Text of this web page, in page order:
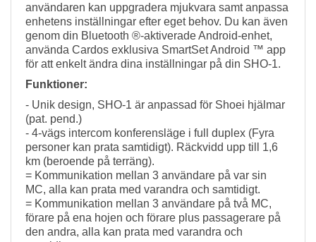
användaren kan uppgradera mjukvara samt anpassa
enhetens inställningar efter eget behov. Du kan även
genom din Bluetooth ®-aktiverade Android-enhet,
använda Cardos exklusiva SmartSet Android ™ app
för att enkelt ändra dina inställningar på din SHO-1.
Funktioner:
- Unik design, SHO-1 är anpassad för Shoei hjälmar
(pat. pend.)
- 4-vägs intercom konferensläge i full duplex (Fyra
personer kan prata samtidigt). Räckvidd upp till 1,6
km (beroende på terräng).
= Kommunikation mellan 3 användare på var sin
MC, alla kan prata med varandra och samtidigt.
= Kommunikation mellan 3 användare på två MC,
förare på ena hojen och förare plus passagerare på
den andra, alla kan prata med varandra och